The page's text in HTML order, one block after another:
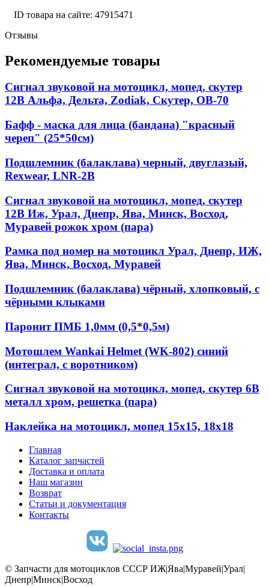
ID товара на сайте: 47915471
Отзывы
Рекомендуемые товары
Сигнал звуковой на мотоцикл, мопед, скутер
12В Альфа, Дельта, Zodiak, Скутер, ОВ-70
Бафф - маска для лица (бандана) "красный
череп" (25*50см)
Подшлемник (балаклава) черный, двуглазый,
Rexwear, LNR-2B
Сигнал звуковой на мотоцикл, мопед, скутер
12В Иж, Урал, Днепр, Ява, Минск, Восход,
Муравей рожок хром (пара)
Рамка под номер на мотоцикл Урал, Днепр, ИЖ,
Ява, Минск, Восход, Муравей
Подшлемник (балаклава) чёрный, хлопковый, с
чёрными клыками
Паронит ПМБ 1,0мм (0,5*0,5м)
Мотошлем Wankai Helmet (WK-802) синий
(интеграл, с воротником)
Сигнал звуковой на мотоцикл, мопед, скутер 6В
металл хром, решетка (пара)
Наклейка на мотоцикл, мопед 15х15, 18х18
Главная
Каталог запчастей
Доставка и оплата
Наш магазин
Возврат
Статьи и документация
Контакты
© Запчасти для мотоциклов СССР ИЖ|Ява|Муравей|Урал|
Днепр|Минск|Восход